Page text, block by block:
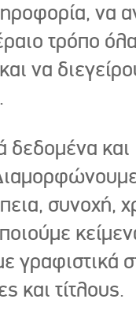
να
τρόπο
να
δεδομένα και
συνοχή,
γραφιστικά
και τίτλους.